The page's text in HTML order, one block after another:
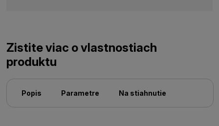
Zistite viac o vlastnostiach
produktu
Popis Parametre Na stiahnutie